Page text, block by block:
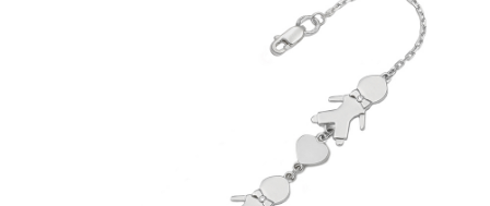
(бесплатный звонок по России)